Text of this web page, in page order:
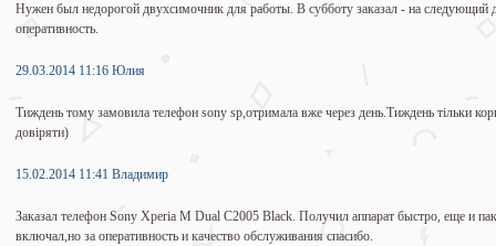
Нужен был недорогой двухсимочник для работы. В субботу заказал - на следующий
оперативность.
29.03.2014 11:16 Юлия
Тиждень тому замовила телефон sony sp,отримала вже через день.Тиждень тільки
довіряти)
15.02.2014 11:41 Владимир
Заказал телефон Sony Xperia M Dual C2005 Black. Получил аппарат быстро, еще и
включал,но за оперативность и качество обслуживания спасибо.